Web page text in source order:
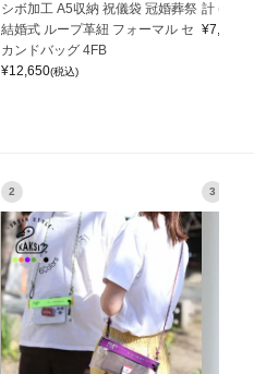
シボ加工 A5収納 祝儀袋 冠婚葬祭
結婚式 ループ革紐 フォーマル セ
カンドバッグ 4FB
¥12,650(税込)
計
¥7,150
2 3